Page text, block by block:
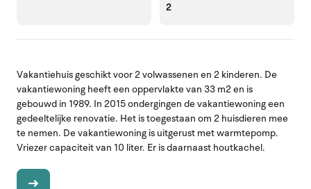
2
Vakantiehuis geschikt voor 2 volwassenen en 2 kinderen. De
vakantiewoning heeft een oppervlakte van 33 m2 en is
gebouwd in 1989. In 2015 ondergingen de vakantiewoning een
gedeeltelijke renovatie. Het is toegestaan om 2 huisdieren mee
te nemen. De vakantiewoning is uitgerust met warmtepomp.
Vriezer capaciteit van 10 liter. Er is daarnaast houtkachel.